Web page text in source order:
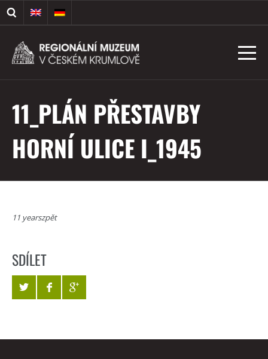
11_PLÁN PŘESTAVBY
HORNÍ ULICE I_1945
11 yearszpět
SDÍLET